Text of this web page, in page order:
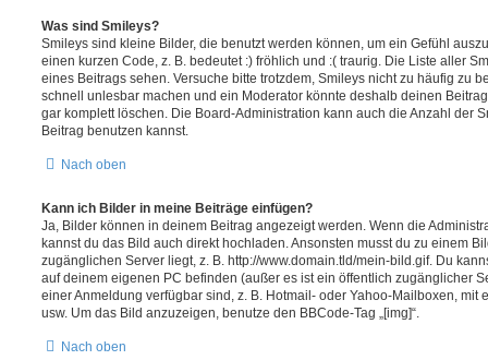
Was sind Smileys?
Smileys sind kleine Bilder, die benutzt werden können, um ein Gefühl
einen kurzen Code, z. B. bedeutet :) fröhlich und :( traurig. Die Liste aller
eines Beitrags sehen. Versuche bitte trotzdem, Smileys nicht zu häufig zu
schnell unlesbar machen und ein Moderator könnte deshalb deinen
gar komplett löschen. Die Board-Administration kann auch die Anzahl der
Beitrag benutzen kannst.
Nach oben
Kann ich Bilder in meine Beiträge einfügen?
Ja, Bilder können in deinem Beitrag angezeigt werden. Wenn die
kannst du das Bild auch direkt hochladen. Ansonsten musst du zu einem
zugänglichen Server liegt, z. B. http://www.domain.tld/mein-bild.gif. Du
auf deinem eigenen PC befinden (außer es ist ein öffentlich zugänglicher
einer Anmeldung verfügbar sind, z. B. Hotmail- oder Yahoo-Mailboxen, mit
usw. Um das Bild anzuzeigen, benutze den BBCode-Tag „[img]“.
Nach oben